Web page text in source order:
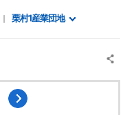
栗村1産業団地